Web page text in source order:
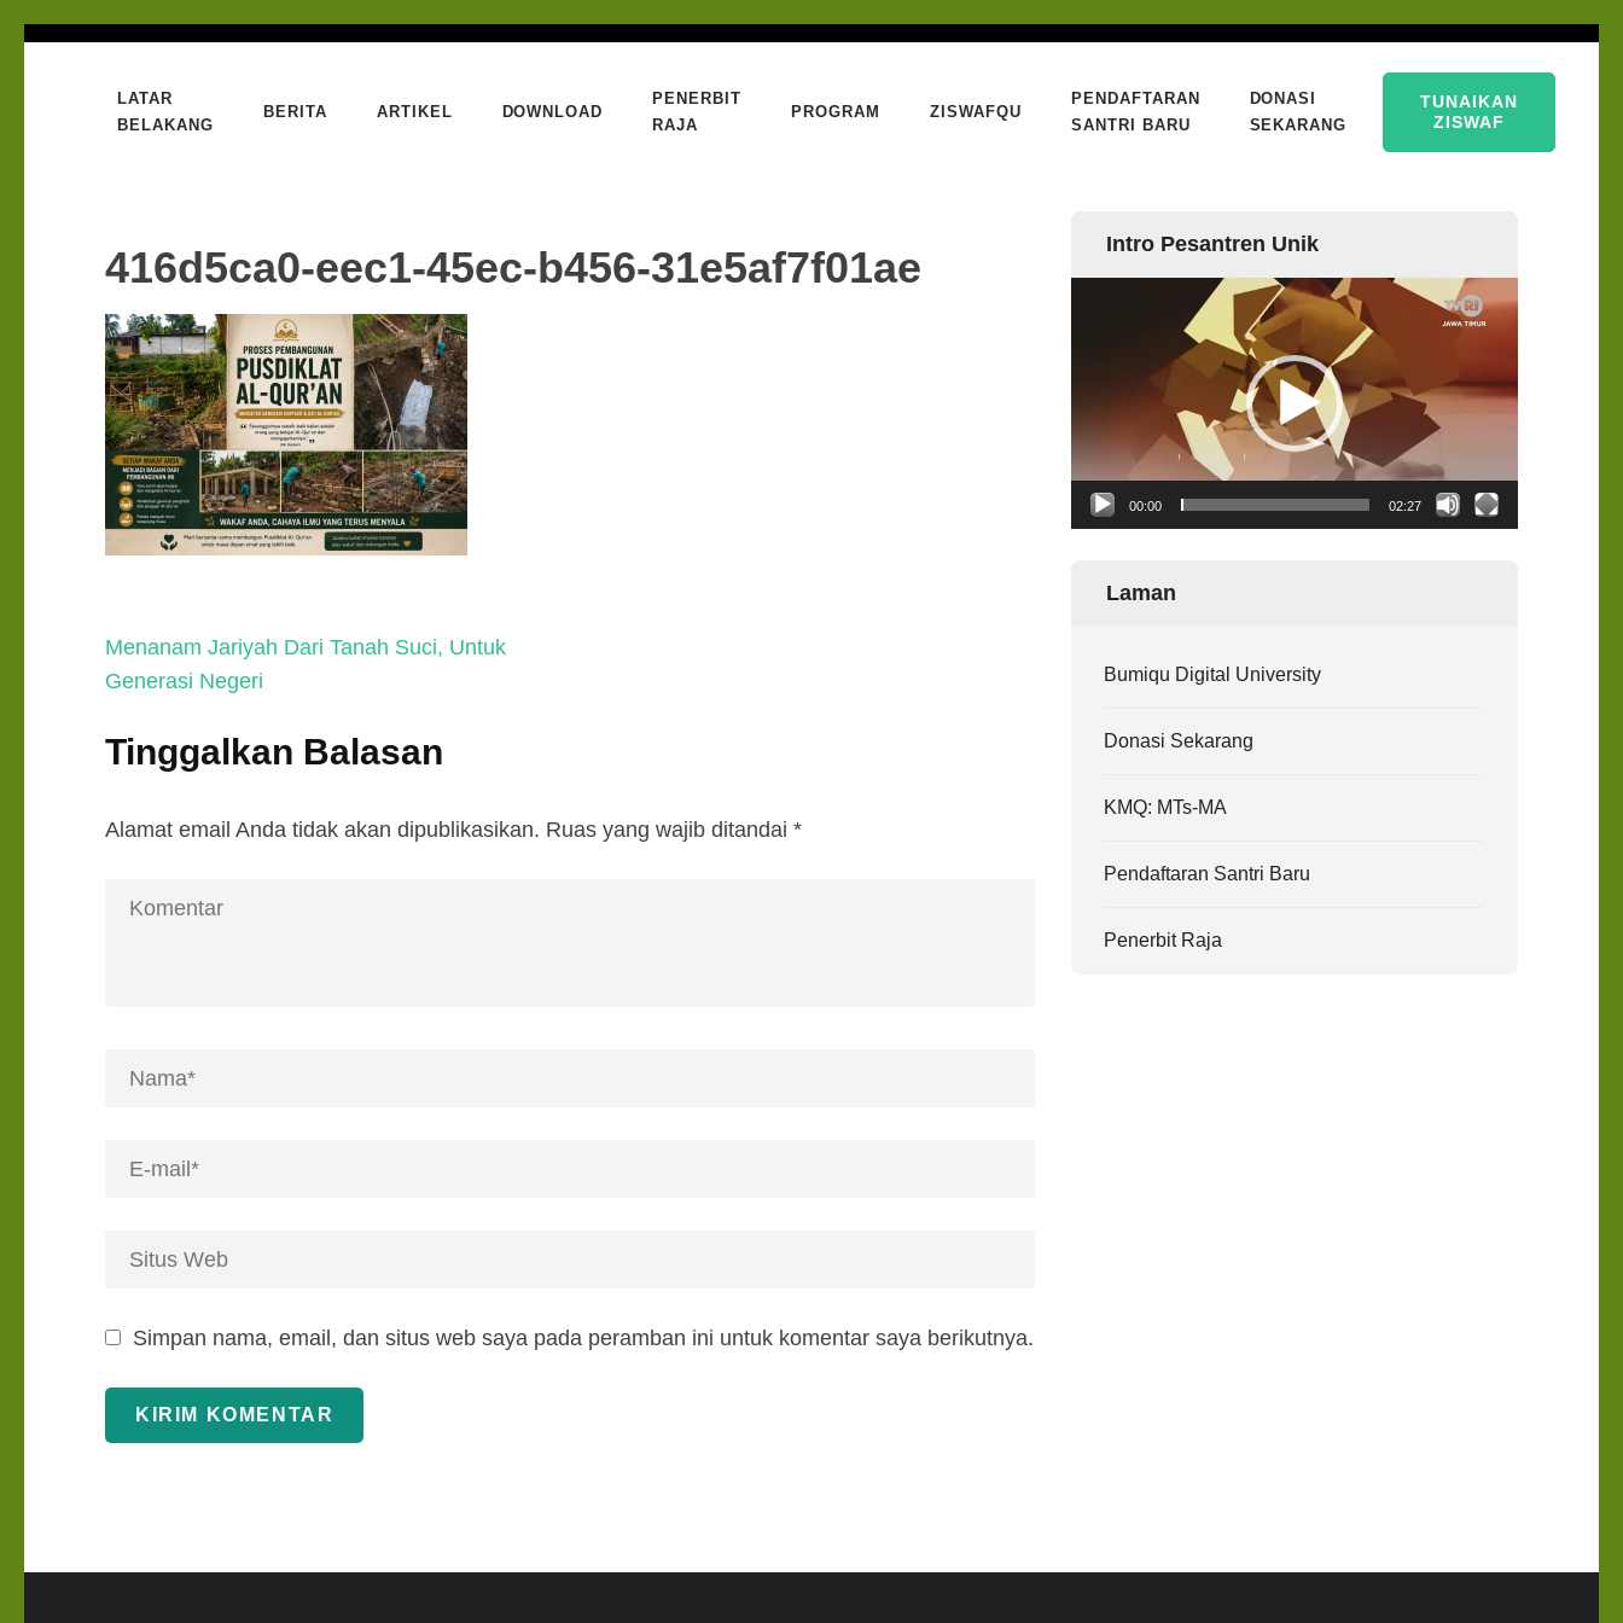
Lompat
Bumi Al-Quran
Sinergi Untuk Kebahagiaan Dunia-Akhirat
LATAR
BELAKANG
BERITA ARTIKEL DOWNLOAD
PENERBIT
RAJA
PROGRAM ZISWAFQU
PENDAFTARAN
SANTRI BARU
DONASI
SEKARANG
TUNAIKAN
ZISWAF
416d5ca0-eec1-45ec-b456-31e5af7f01ae
Navigasi
pos
Menanam Jariyah Dari Tanah Suci, Untuk
Generasi Negeri
Tinggalkan Balasan
Alamat email Anda tidak akan dipublikasikan. Ruas yang wajib ditandai *
Simpan nama, email, dan situs web saya pada peramban ini untuk komentar saya berikutnya.
Intro Pesantren Unik
00:00 02:27
Laman
Bumiqu Digital University
Donasi Sekarang
KMQ: MTs-MA
Pendaftaran Santri Baru
Penerbit Raja